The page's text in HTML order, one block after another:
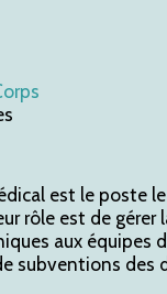
est le poste
rôle est de
aux équipes
subventions des